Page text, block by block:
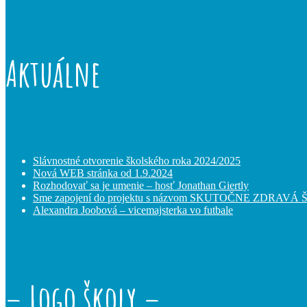
Aktuálne
Slávnostné otvorenie školského roka 2024/2025
Nová WEB stránka od 1.9.2024
Rozhodovať sa je umenie – hosť Jonathan Giertly
Sme zapojení do projektu s názvom SKUTOČNE ZDRAVÁ
Alexandra Joobová – vicemajsterka vo futbale